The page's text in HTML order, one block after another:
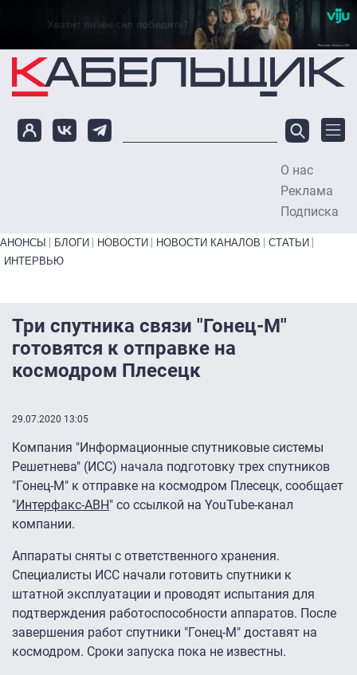
Перейти к основному содержанию
О нас
Реклама
Подписка
Primary links bottom
АНОНСЫ БЛОГИ НОВОСТИ НОВОСТИ КАНАЛОВ
СТАТЬИ
ИНТЕРВЬЮ
Три спутника связи "Гонец-М"
готовятся к отправке на
космодром Плесецк
29.07.2020 13:05
Компания "Информационные спутниковые системы
Решетнева" (ИСС) начала подготовку трех спутников
"Гонец-М" к отправке на космодром Плесецк, сообщает
"Интерфакс-АВН" со ссылкой на YouTube-канал
компании.
Аппараты сняты с ответственного хранения.
Специалисты ИСС начали готовить спутники к
штатной эксплуатации и проводят испытания для
подтверждения работоспособности аппаратов. После
завершения работ спутники "Гонец-М" доставят на
космодром. Сроки запуска пока не известны.